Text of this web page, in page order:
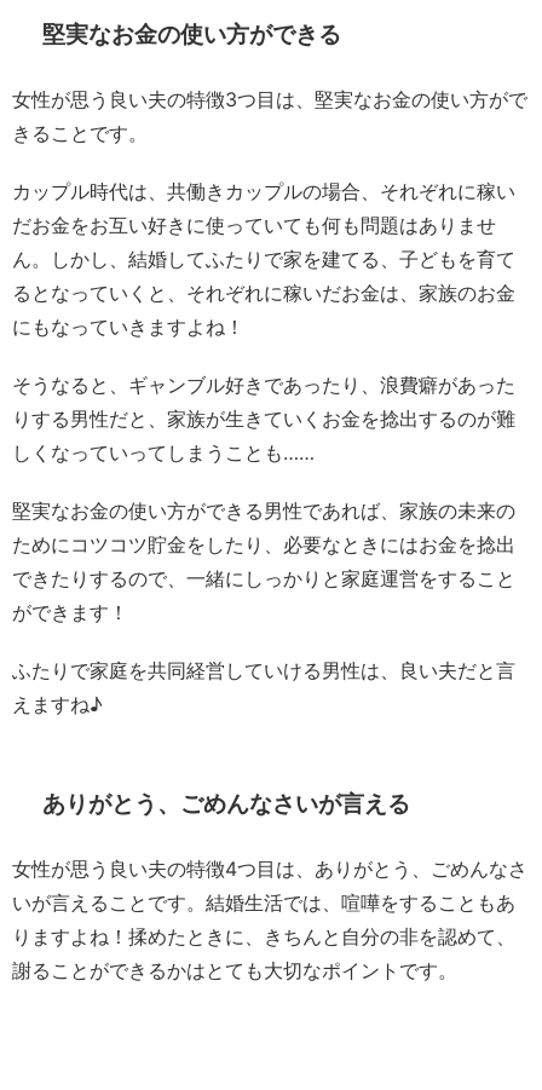
堅実なお金の使い方ができる
女性が思う良い夫の特徴3つ目は、堅実なお金の使い方がで
きることです。
カップル時代は、共働きカップルの場合、それぞれに稼い
だお金をお互い好きに使っていても何も問題はありませ
ん。しかし、結婚してふたりで家を建てる、子どもを育て
るとなっていくと、それぞれに稼いだお金は、家族のお金
にもなっていきますよね！
そうなると、ギャンブル好きであったり、浪費癖があった
りする男性だと、家族が生きていくお金を捻出するのが難
しくなっていってしまうことも……
堅実なお金の使い方ができる男性であれば、家族の未来の
ためにコツコツ貯金をしたり、必要なときにはお金を捻出
できたりするので、一緒にしっかりと家庭運営をすること
ができます！
ふたりで家庭を共同経営していける男性は、良い夫だと言
えますね♪
ありがとう、ごめんなさいが言える
女性が思う良い夫の特徴4つ目は、ありがとう、ごめんなさ
いが言えることです。結婚生活では、喧嘩をすることもあ
りますよね！揉めたときに、きちんと自分の非を認めて、
謝ることができるかはとても大切なポイントです。